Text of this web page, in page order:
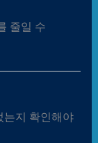
줄일 수
지 확인해야